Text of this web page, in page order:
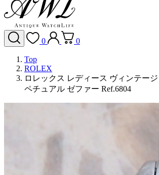
0 0
Top
ROLEX
ロレックス レディース ヴィンテー
ペチュアル ゼファー Ref.6804